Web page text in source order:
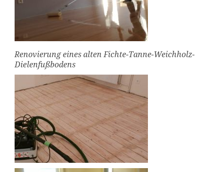
Renovierung eines alten Fichte-Tanne-Weichholz-
Dielenfußbodens